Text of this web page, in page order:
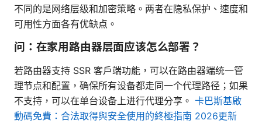
不同的是网络层级和加密策略。两者在隐私保护、速度和
可用性方面各有优缺点。
问：在家用路由器层面应该怎么部署？
若路由器支持 SSR 客户端功能，可以在路由器端统一管
理节点和配置，确保所有设备都走同一个代理路径；如果
不支持，可以在单台设备上进行代理分享。 卡巴斯基啟
動碼免費：合法取得與安全使用的終極指南 2026更新